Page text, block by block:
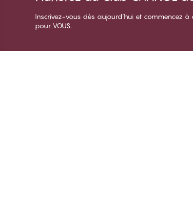
Inscrivez-vous dès aujourd’hui et commencez à
pour VOUS.